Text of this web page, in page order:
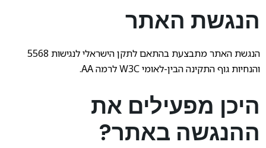
הנגשת האתר
הנגשת האתר מתבצעת בהתאם לתקן הישראלי לנגישות 5568
והנחיות גוף התקינה הבין-לאומי W3C לרמה AA.
היכן מפעילים את
ההנגשה באתר?